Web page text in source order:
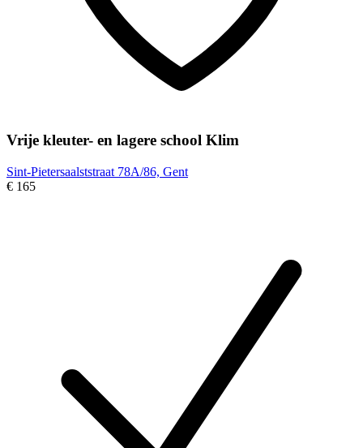
Vrije kleuter- en lagere school Klim
Sint-Pietersaalststraat 78A/86, Gent
€ 165